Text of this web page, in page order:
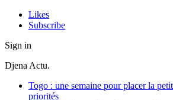
Likes
Subscribe
Sign in
Djena Actu.
Togo : une semaine pour placer la
priorités